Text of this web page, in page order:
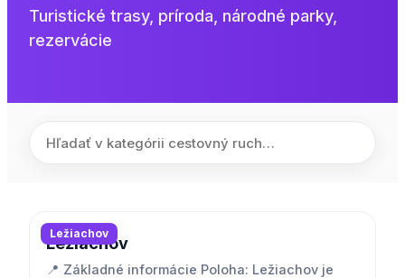
Turistické trasy, príroda, národné parky,
rezervácie
Ležiachov
Ležiachov
📍 Základné informácie Poloha: Ležiachov je